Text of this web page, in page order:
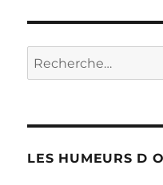
dans
la
Baltique
Recherche
pour :
LES HUMEURS D